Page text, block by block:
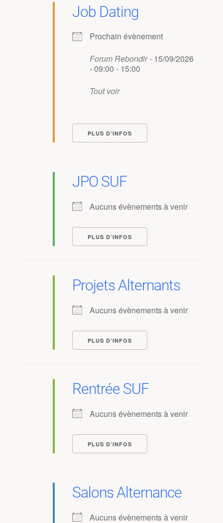
Job Dating
Prochain évènement
Forum Rebondir- 15/09/2026
- 09:00 - 15:00
Tout voir
PLUS D’INFOS
JPO SUF
Aucuns évènements à venir
PLUS D’INFOS
Projets Alternants
Aucuns évènements à venir
PLUS D’INFOS
Rentrée SUF
Aucuns évènements à venir
PLUS D’INFOS
Salons Alternance
Aucuns évènements à venir